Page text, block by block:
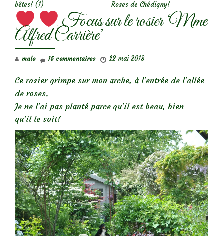
bêtes! (1)
Roses de Chédigny!
Focus sur le rosier ‘Mme
Alfred Carrière’
malo 22 mai 2018
15 commentaires
Ce rosier grimpe sur mon arche, à l’entrée de l’allée
de roses.
Je ne l’ai pas planté parce qu’il est beau, bien
qu’il le soit!